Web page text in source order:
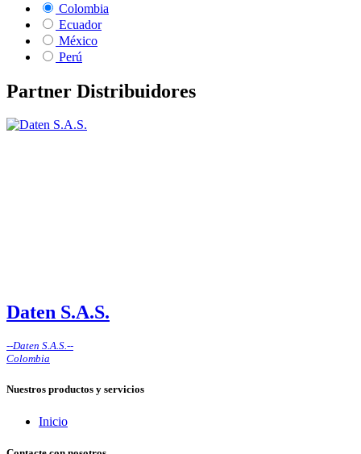
Colombia
Ecuador
México
Perú
Partner Distribuidores
Daten S.A.S.
--Daten S.A.S.--
Colombia
Nuestros productos y servicios
Inicio